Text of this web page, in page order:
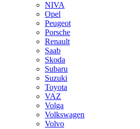
NIVA
Opel
Peugeot
Porsche
Renault
Saab
Skoda
Subaru
Suzuki
Toyota
VAZ
Volga
Volkswagen
Volvo